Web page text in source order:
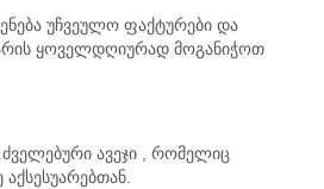
უჩვეულო ფაქტურები და
ყოველდღიურად მოგანიჭოთ
ავეჯი , რომელიც